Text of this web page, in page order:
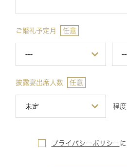
ご婚礼予定月 任意
披露宴出席人数 任意
程度
プライバシーポリシー に